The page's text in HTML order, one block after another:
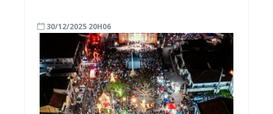
30/12/2025 20H06